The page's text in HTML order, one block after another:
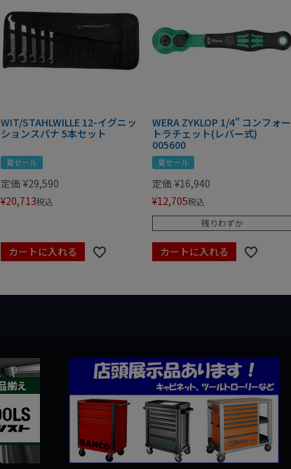
WIT/STAHLWILLE 12-イグニッ
ションスパナ 5本セット
夏セール
定価 ¥29,590
¥20,713税込
カートに入れる
WERA ZYKLOP 1/4" コンフォー
トラチェット(レバー式)
005600
夏セール
定価 ¥16,940
¥12,705税込
残りわずか
カートに入れる